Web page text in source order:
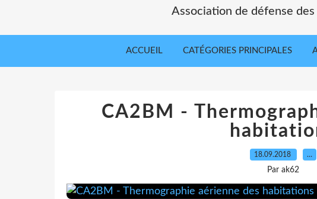
Association de défense
ACCUEIL CATÉGORIES PRINCIPALES
CA2BM -
18.09.2018 …
Par ak62